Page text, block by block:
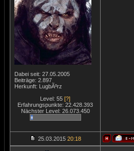
Dabei seit: 27.05.2005
Beiträge: 2.897
Herkunft: LugbÃºrz
Level: 55 [?]
Erfahrungspunkte: 22.428.393
Nächster Level: 26.073.450
25.03.2015 20:18